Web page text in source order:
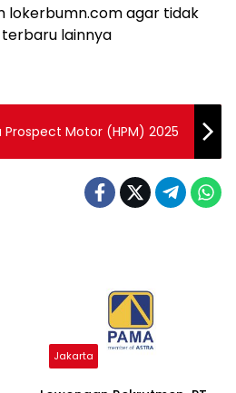
lokerbumn.com agar tidak
lainnya
Prospect Motor (HPM) 2025
Jakarta